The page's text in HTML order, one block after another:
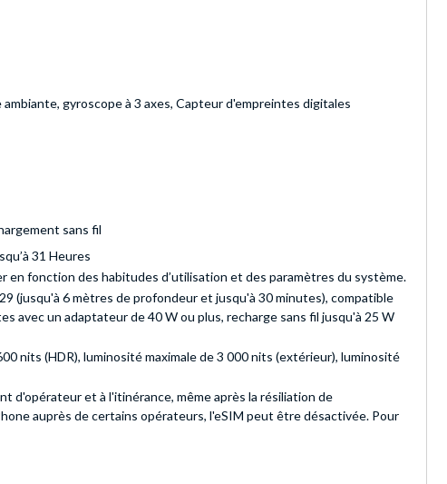
gyroscope à 3 axes, Capteur d'empreintes digitales
sans fil
31 Heures
fonction des habitudes d’utilisation et des paramètres du système.
(jusqu'à 6 mètres de profondeur et jusqu'à 30 minutes), compatible
avec un adaptateur de 40 W ou plus, recharge sans fil jusqu'à 25 W
nits (HDR), luminosité maximale de 3 000 nits (extérieur), luminosité
d'opérateur et à l'itinérance, même après la résiliation de
auprès de certains opérateurs, l'eSIM peut être désactivée. Pour